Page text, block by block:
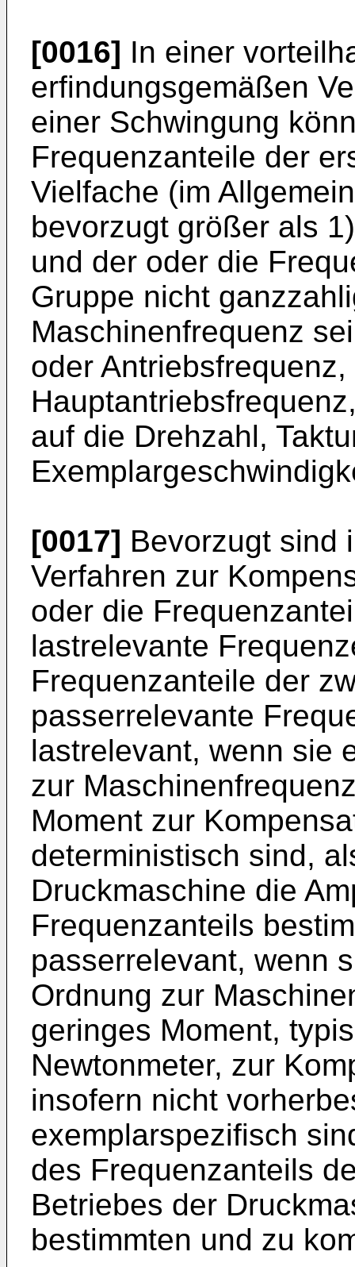
[0016] In einer
erfindungsgemäßen
einer Schwingung
Frequenzanteile der
Vielfache (im
bevorzugt größer als
und der oder die
Gruppe nicht
Maschinenfrequenz
oder
auf die Drehzahl,
[0017] Bevorzugt sind
Verfahren zur
oder die
lastrelevante
Frequenzanteile der
passerrelevante
lastrelevant, wenn sie
zur
Moment zur
deterministisch sind,
Druckmaschine die
Frequenzanteils
passerrelevant, wenn
Ordnung zur
geringes Moment,
Newtonmeter, zur
insofern nicht
exemplarspezifisch
des Frequenzanteils
Betriebes der
bestimmten und zu